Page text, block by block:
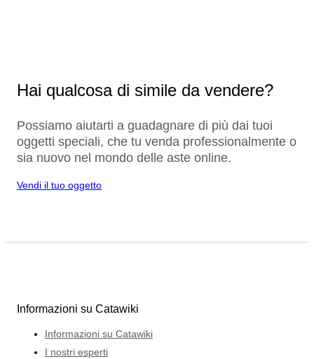
Hai qualcosa di simile da vendere?
Possiamo aiutarti a guadagnare di più dai tuoi
oggetti speciali, che tu venda professionalmente o
sia nuovo nel mondo delle aste online.
Vendi il tuo oggetto
Informazioni su Catawiki
Informazioni su Catawiki
I nostri esperti